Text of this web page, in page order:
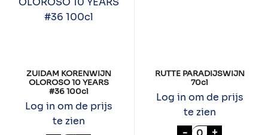
ZUIDAM KORENWIJN
OLOROSO 10 YEARS
#36 100cl
Log in om de prijs
te zien
RUTTE PARADIJSWIJN
70cl
Log in om de prijs
te zien
- RUTTE
+